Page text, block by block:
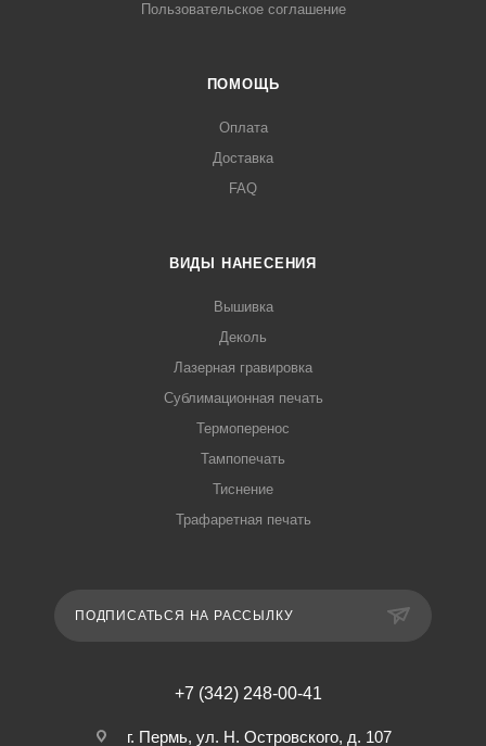
Пользовательское соглашение
ПОМОЩЬ
Оплата
Доставка
FAQ
ВИДЫ НАНЕСЕНИЯ
Вышивка
Деколь
Лазерная гравировка
Сублимационная печать
Термоперенос
Тампопечать
Тиснение
Трафаретная печать
ПОДПИСАТЬСЯ НА РАССЫЛКУ
+7 (342) 248-00-41
г. Пермь, ул. Н. Островского, д. 107